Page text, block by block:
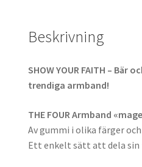
Beskrivning
SHOW YOUR FAITH –
trendiga armband!
THE FOUR Armband
Av gummi i olika färger
Ett enkelt sätt att dela sin